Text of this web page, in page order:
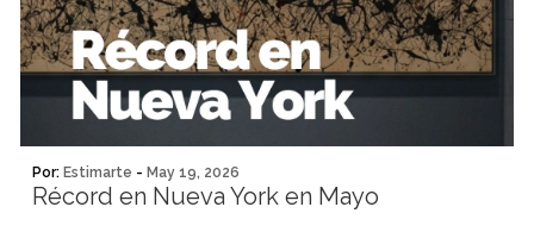
Por: Estimarte - May 19, 2026
Récord en Nueva York en Mayo